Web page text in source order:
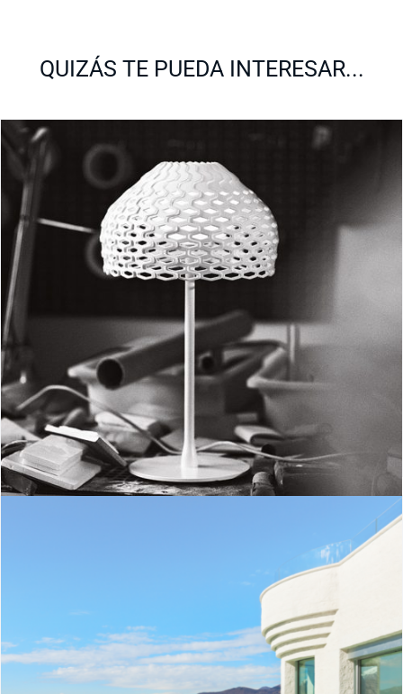
QUIZÁS TE PUEDA INTERESAR...